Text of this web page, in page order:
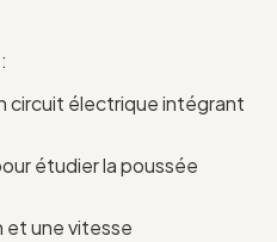
circuit électrique intégrant
étudier la poussée
et une vitesse